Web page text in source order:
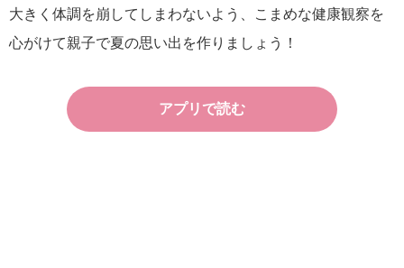
大きく体調を崩してしまわないよう、こまめな健康観察を
心がけて親子で夏の思い出を作りましょう！
アプリで読む